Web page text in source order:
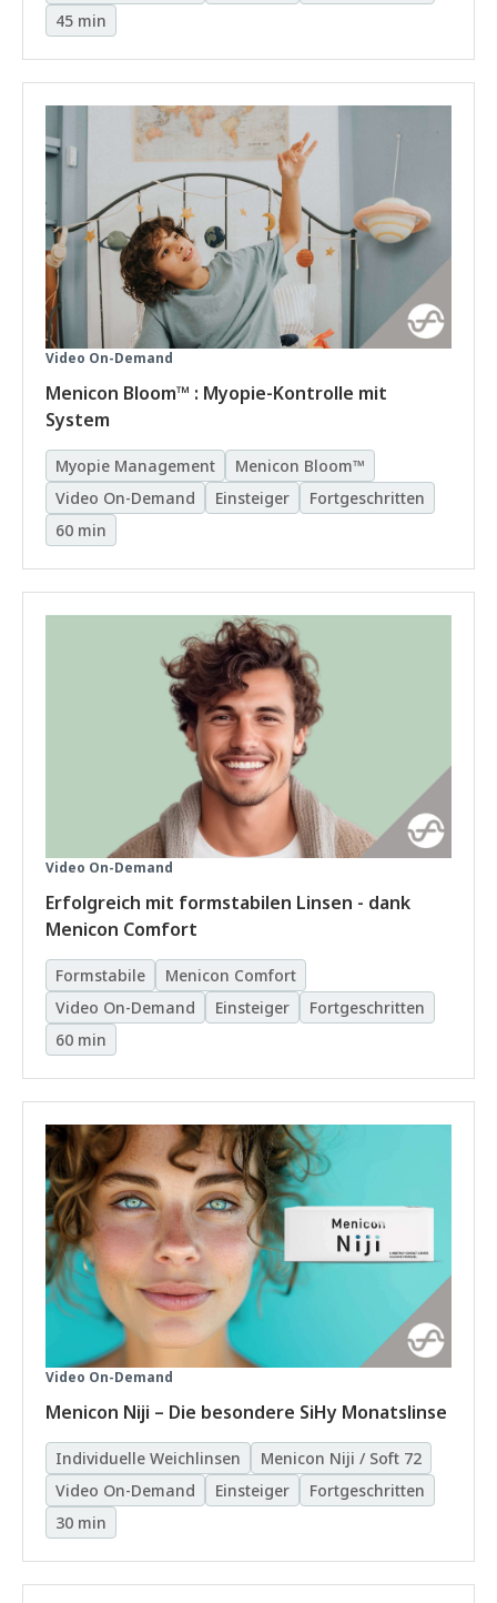
45 min
Video On-Demand
Menicon Bloom™ : Myopie-Kontrolle mit
System
Myopie Management
Menicon Bloom™
Video On-Demand
Einsteiger
Fortgeschritten
60 min
Video On-Demand
Erfolgreich mit formstabilen Linsen - dank
Menicon Comfort
Formstabile
Menicon Comfort
Video On-Demand
Einsteiger
Fortgeschritten
60 min
Video On-Demand
Menicon Niji – Die besondere SiHy Monatslinse
Individuelle Weichlinsen
Menicon Niji / Soft 72
Video On-Demand
Einsteiger
Fortgeschritten
30 min